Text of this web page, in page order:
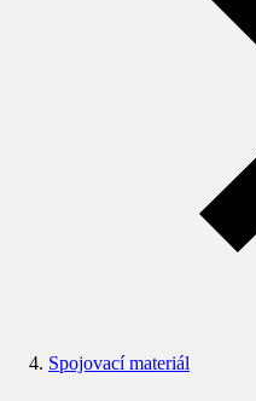
Spojovací materiál